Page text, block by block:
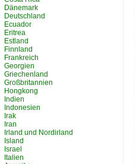
Dänemark
Deutschland
Ecuador
Eritrea
Estland
Finnland
Frankreich
Georgien
Griechenland
Großbritannien
Hongkong
Indien
Indonesien
Irak
Iran
Irland und Nordirland
Island
Israel
Italien